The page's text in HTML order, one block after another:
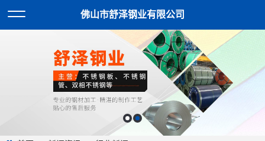
佛山市舒泽钢业有限公司